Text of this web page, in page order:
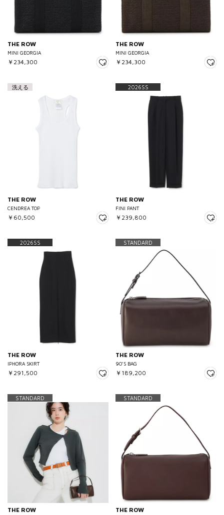
THE ROW
MINI GEORGIA
￥234,300
THE ROW
MINI GEORGIA
￥234,300
洗える
THE ROW
CENDREA TOP
￥60,500
2026SS
THE ROW
FINI PANT
￥239,800
2026SS
THE ROW
IPHORA SKIRT
￥291,500
STANDARD
THE ROW
90’S BAG
￥189,200
STANDARD
THE ROW
STANDARD
THE ROW